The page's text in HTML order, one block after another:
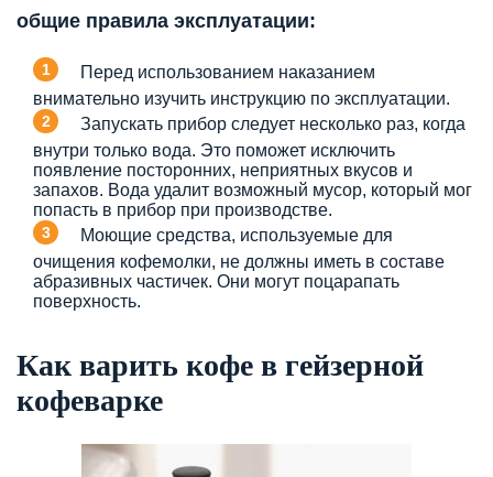
общие правила эксплуатации:
Перед использованием наказанием
внимательно изучить инструкцию по эксплуатации.
Запускать прибор следует несколько раз, когда
внутри только вода. Это поможет исключить
появление посторонних, неприятных вкусов и
запахов. Вода удалит возможный мусор, который мог
попасть в прибор при производстве.
Моющие средства, используемые для
очищения кофемолки, не должны иметь в составе
абразивных частичек. Они могут поцарапать
поверхность.
Как варить кофе в гейзерной
кофеварке